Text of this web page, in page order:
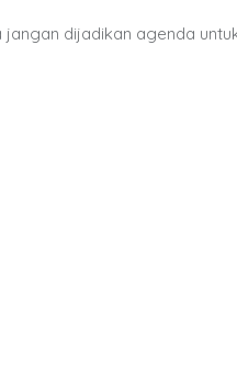
dijadikan agenda